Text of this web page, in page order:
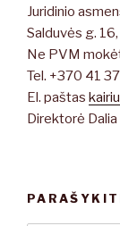
Juridinio
Salduvės g.
Ne PVM
Tel. +370 41
El. paštas
Direktorė